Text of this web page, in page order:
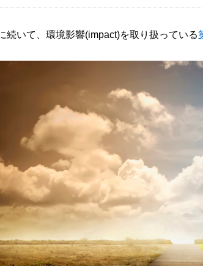
続いて、環境影響(impact)を取り扱っている